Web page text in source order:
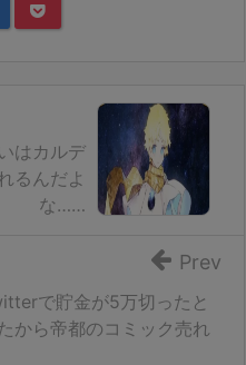
はカルデ
るんだよ
な……
で貯金が5万切ったと
から帝都のコミック売れ
Prev